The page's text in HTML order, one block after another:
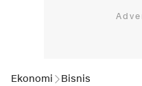
Ekonomi Bisnis